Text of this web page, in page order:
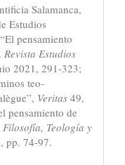
Salamanca,
Estudios
pensamiento
Revista Estudios
2021, 291-323;
teo-
Veritas 49,
pensamiento de
Filosofía, Teología y
pp. 74-97.